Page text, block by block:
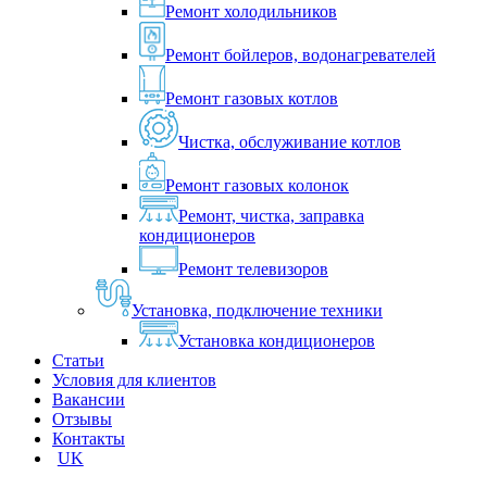
Ремонт холодильников
Ремонт бойлеров, водонагревателей
Ремонт газовых котлов
Чистка, обслуживание котлов
Ремонт газовых колонок
Ремонт, чистка, заправка
кондиционеров
Ремонт телевизоров
Установка, подключение техники
Установка кондиционеров
Статьи
Условия для клиентов
Вакансии
Отзывы
Контакты
UK